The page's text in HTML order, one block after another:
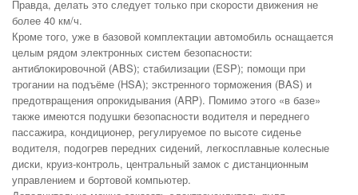
Правда, делать это следует только при скорости движения не
более 40 км/ч.
Кроме того, уже в базовой комплектации автомобиль оснащается
целым рядом электронных систем безопасности:
антиблокировочной (ABS); стабилизации (ESP); помощи при
трогании на подъёме (HSA); экстренного торможения (BAS) и
предотвращения опрокидывания (ARP). Помимо этого «в базе»
также имеются подушки безопасности водителя и переднего
пассажира, кондиционер, регулируемое по высоте сиденье
водителя, подогрев передних сидений, легкосплавные колесные
диски, круиз-контроль, центральный замок с дистанционным
управлением и бортовой компьютер.